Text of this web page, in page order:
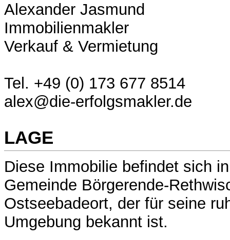
Alexander Jasmund
Immobilienmakler
Verkauf & Vermietung
Tel. +49 (0) 173 677 8514
alex@die-erfolgsmakler.de
LAGE
Diese Immobilie befindet sich
Gemeinde Börgerende-
Ostseebadeort, der für seine
Umgebung bekannt ist.